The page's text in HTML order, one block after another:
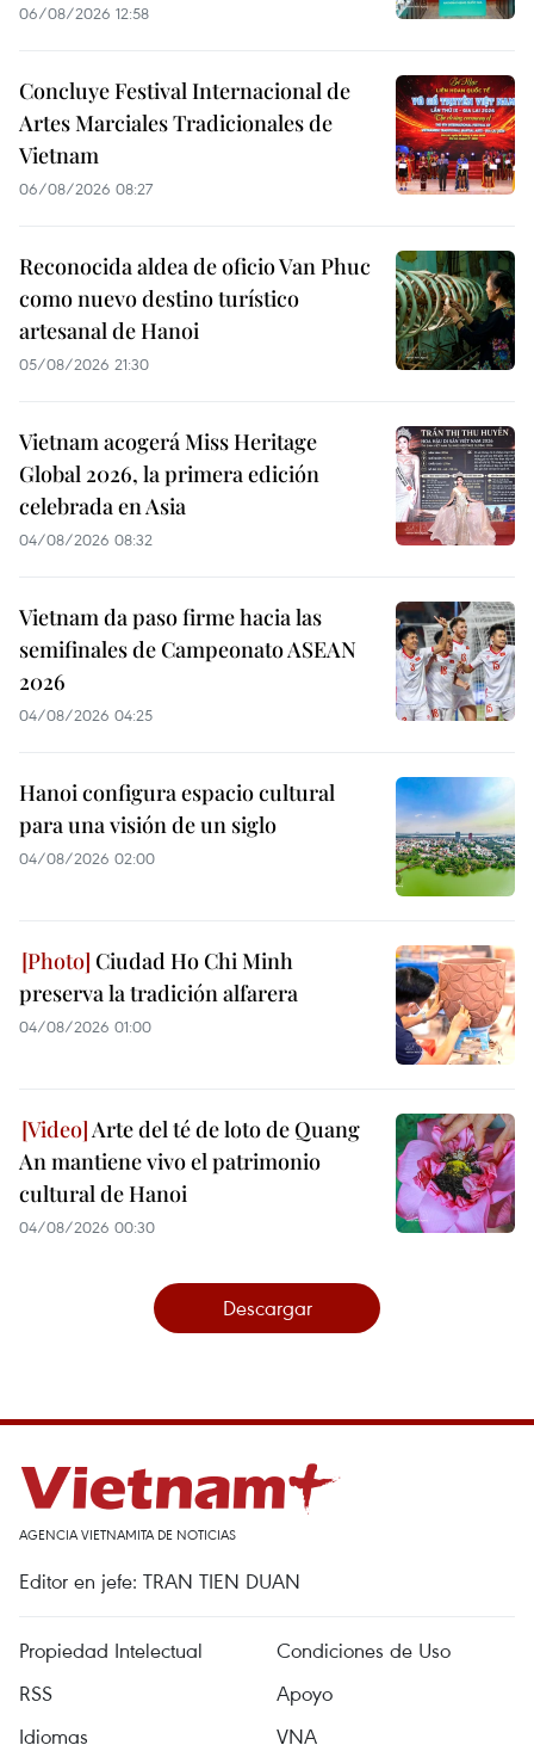
06/08/2026 12:58
Concluye Festival Internacional de
Artes Marciales Tradicionales de
Vietnam
06/08/2026 08:27
Reconocida aldea de oficio Van Phuc
como nuevo destino turístico
artesanal de Hanoi
05/08/2026 21:30
Vietnam acogerá Miss Heritage
Global 2026, la primera edición
celebrada en Asia
04/08/2026 08:32
Vietnam da paso firme hacia las
semifinales de Campeonato ASEAN
2026
04/08/2026 04:25
Hanoi configura espacio cultural
para una visión de un siglo
04/08/2026 02:00
Ciudad Ho Chi Minh
preserva la tradición alfarera
04/08/2026 01:00
Arte del té de loto de Quang
An mantiene vivo el patrimonio
cultural de Hanoi
04/08/2026 00:30
Descargar
AGENCIA VIETNAMITA DE NOTICIAS
Editor en jefe: TRAN TIEN DUAN
Propiedad Intelectual
Condiciones de Uso
RSS
Apoyo
Idiomas
VNA